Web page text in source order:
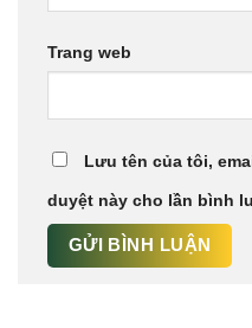
Trang web
Lưu tên của tôi,
duyệt này cho lần bình